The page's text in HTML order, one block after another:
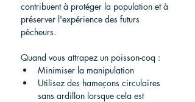
contribuent à protéger la population et à
préserver l'expérience des futurs
pêcheurs.
Quand vous attrapez un poisson-coq :
Minimiser la manipulation
Utilisez des hameçons circulaires
sans ardillon lorsque cela est